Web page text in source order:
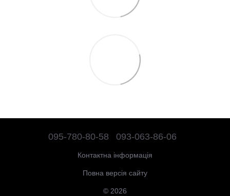
095-780-80-58 093-063-86-06
Контактна інформація
Повна версія сайту
© 2026